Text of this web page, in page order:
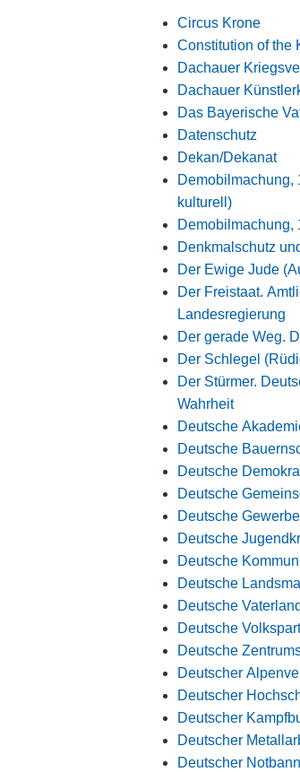
Circus Krone
Constitution of the
Dachauer
Dachauer
Das Bayerische
Datenschutz
Dekan/Dekanat
Demobilmachung,
kulturell)
Demobilmachung,
Denkmalschutz
Der Ewige Jude
Der Freistaat.
Landesregierung
Der gerade Weg.
Der Schlegel
Der Stürmer.
Wahrheit
Deutsche
Deutsche
Deutsche
Deutsche
Deutsche
Deutsche
Deutsche
Deutsche
Deutsche
Deutsche
Deutsche
Deutscher
Deutscher
Deutscher
Deutscher
Deutscher